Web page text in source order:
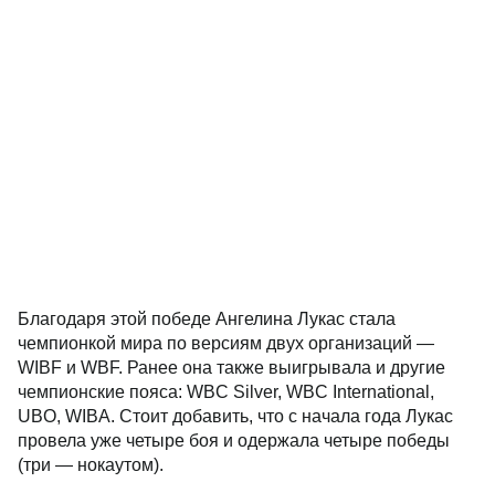
Благодаря этой победе Ангелина Лукас стала
чемпионкой мира по версиям двух организаций —
WIBF и WBF. Ранее она также выигрывала и другие
чемпионские пояса: WBC Silver, WBC International,
UBO, WIBA. Стоит добавить, что с начала года Лукас
провела уже четыре боя и одержала четыре победы
(три — нокаутом).